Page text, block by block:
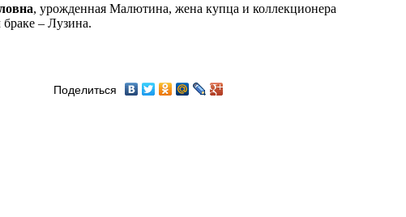
, урожденная Малютина, жена купца и коллекционера
браке – Лузина.
Поделиться